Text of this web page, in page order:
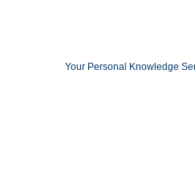
Your Personal Knowledge